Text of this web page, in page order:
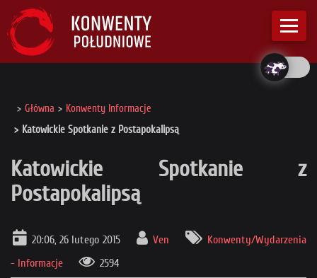
Główna
Konwenty Informacje
Katowickie Spotkanie z Postapokalipsą
Katowickie Spotkanie z
Postapokalipsą
20:06, 26 lutego 2015 Ven
Konwenty/Wydarzenia
- Informacje
2594